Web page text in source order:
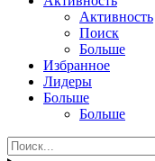
Активность
Поиск
Больше
Избранное
Лидеры
Больше
Больше